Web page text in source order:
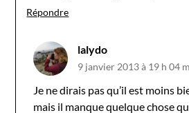
Répondre
lalydo
9 janvier 2013 à 19 h 04
Je ne dirais pas qu’il est moins
mais il manque quelque chose